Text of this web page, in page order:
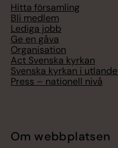
Hitta församling
Bli medlem
Lediga jobb
Ge en gåva
Organisation
Act Svenska kyrkan
Svenska kyrkan i
Press – nationell nivå
Om webbplatsen